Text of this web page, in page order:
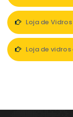
Loja de
Loja de